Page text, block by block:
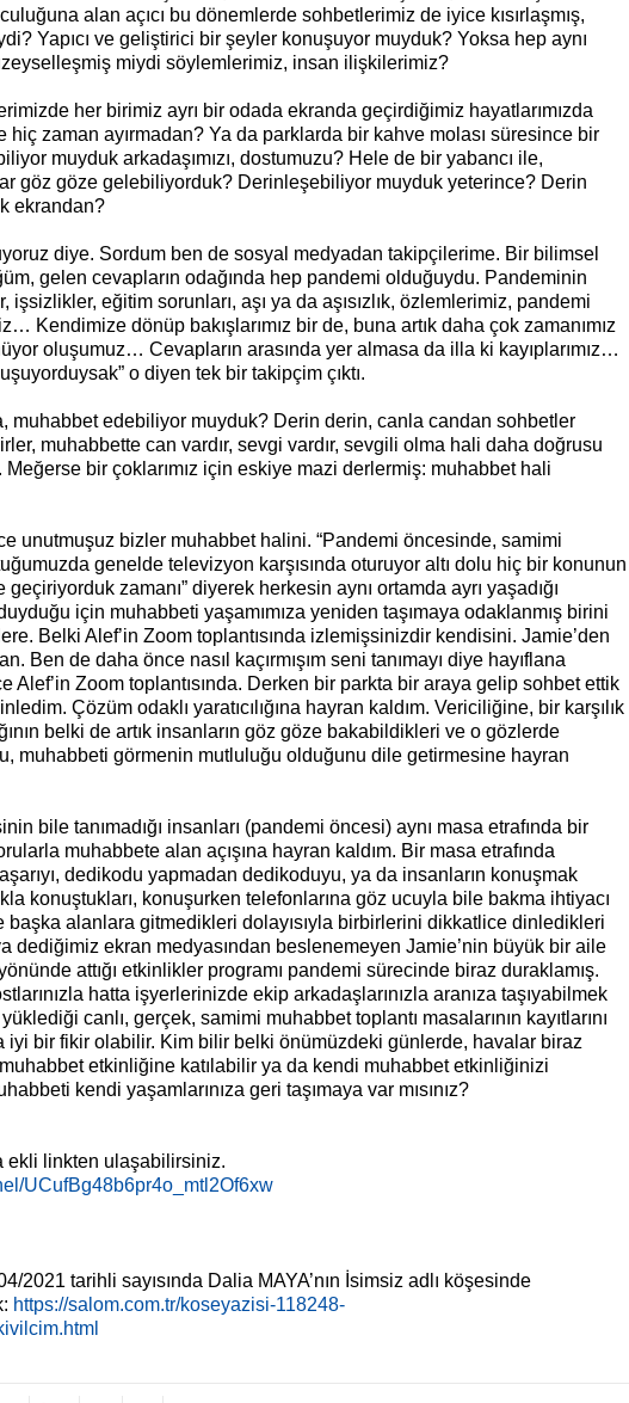
alan açıcı bu dönemlerde sohbetlerimiz de iyice kısırlaşmış,
Yapıcı ve geliştirici bir şeyler konuşuyor muyduk? Yoksa hep aynı
miydi söylemlerimiz, insan ilişkilerimiz?
her birimiz ayrı bir odada ekranda geçirdiğimiz hayatlarımızda
zaman ayırmadan? Ya da parklarda bir kahve molası süresince bir
muyduk arkadaşımızı, dostumuzu? Hele de bir yabancı ile,
göz göze gelebiliyorduk? Derinleşebiliyor muyduk yeterince? Derin
ekrandan?
diye. Sordum ben de sosyal medyadan takipçilerime. Bir bilimsel
gelen cevapların odağında hep pandemi olduğuydu. Pandeminin
işsizlikler, eğitim sorunları, aşı ya da aşısızlık, özlemlerimiz, pandemi
Kendimize dönüp bakışlarımız bir de, buna artık daha çok zamanımız
oluşumuz… Cevapların arasında yer almasa da illa ki kayıplarımız…
o diyen tek bir takipçim çıktı.
muhabbet edebiliyor muyduk? Derin derin, canla candan sohbetler
muhabbette can vardır, sevgi vardır, sevgili olma hali daha doğrusu
bir çoklarımız için eskiye mazi derlermiş: muhabbet hali
unutmuşuz bizler muhabbet halini. “Pandemi öncesinde, samimi
genelde televizyon karşısında oturuyor altı dolu hiç bir konunun
zamanı” diyerek herkesin aynı ortamda ayrı yaşadığı
için muhabbeti yaşamımıza yeniden taşımaya odaklanmış birini
Belki Alef’in Zoom toplantısında izlemişsinizdir kendisini. Jamie’den
Ben de daha önce nasıl kaçırmışım seni tanımayı diye hayıflana
Alef’in Zoom toplantısında. Derken bir parkta bir araya gelip sohbet ettik
Çözüm odaklı yaratıcılığına hayran kaldım. Vericiliğine, bir karşılık
belki de artık insanların göz göze bakabildikleri ve o gözlerde
muhabbeti görmenin mutluluğu olduğunu dile getirmesine hayran
bile tanımadığı insanları (pandemi öncesi) aynı masa etrafında bir
muhabbete alan açışına hayran kaldım. Bir masa etrafında
dedikodu yapmadan dedikoduyu, ya da insanların konuşmak
konuştukları, konuşurken telefonlarına göz ucuyla bile bakma ihtiyacı
alanlara gitmedikleri dolayısıyla birbirlerini dikkatlice dinledikleri
dediğimiz ekran medyasından beslenemeyen Jamie’nin büyük bir aile
attığı etkinlikler programı pandemi sürecinde biraz duraklamış.
hatta işyerlerinizde ekip arkadaşlarınızla aranıza taşıyabilmek
canlı, gerçek, samimi muhabbet toplantı masalarının kayıtlarını
iyi bir fikir olabilir. Kim bilir belki önümüzdeki günlerde, havalar biraz
muhabbet etkinliğine katılabilir ya da kendi muhabbet etkinliğinizi
kendi yaşamlarınıza geri taşımaya var mısınız?
ekli linkten ulaşabilirsiniz.
UCufBg48b6pr4o_mtl2Of6xw
2021 tarihli sayısında Dalia MAYA’nın İsimsiz adlı köşesinde
https://salom.com.tr/koseyazisi-118248-